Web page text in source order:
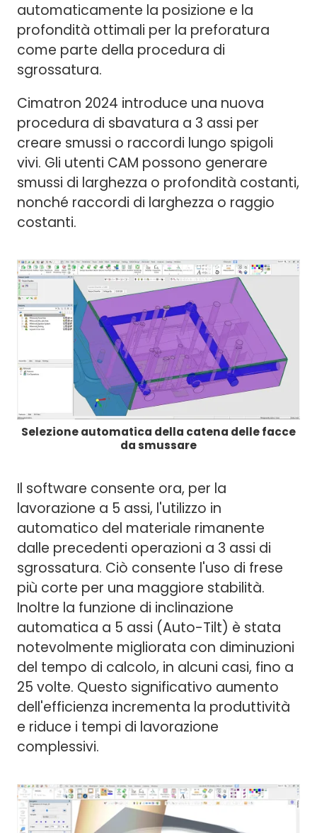
automaticamente la posizione e la
profondità ottimali per la preforatura
come parte della procedura di
sgrossatura.
Cimatron 2024 introduce una nuova
procedura di sbavatura a 3 assi per
creare smussi o raccordi lungo spigoli
vivi. Gli utenti CAM possono generare
smussi di larghezza o profondità costanti,
nonché raccordi di larghezza o raggio
costanti.
Selezione automatica della catena delle facce
da smussare
Il software consente ora, per la
lavorazione a 5 assi, l'utilizzo in
automatico del materiale rimanente
dalle precedenti operazioni a 3 assi di
sgrossatura. Ciò consente l'uso di frese
più corte per una maggiore stabilità.
Inoltre la funzione di inclinazione
automatica a 5 assi (Auto-Tilt) è stata
notevolmente migliorata con diminuzioni
del tempo di calcolo, in alcuni casi, fino a
25 volte. Questo significativo aumento
dell'efficienza incrementa la produttività
e riduce i tempi di lavorazione
complessivi.